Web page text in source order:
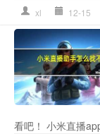
xl 12-15
看吧！ 小米直播